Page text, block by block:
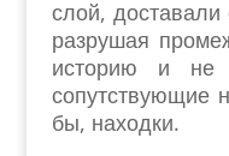
слой,
разрушая
историю и не
сопутствующие
бы, находки.